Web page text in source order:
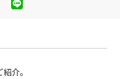
介。